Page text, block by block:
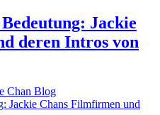
Jackie
deren Intros von
Chan Blog